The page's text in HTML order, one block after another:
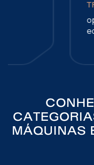
operação e
MÁQUINAS